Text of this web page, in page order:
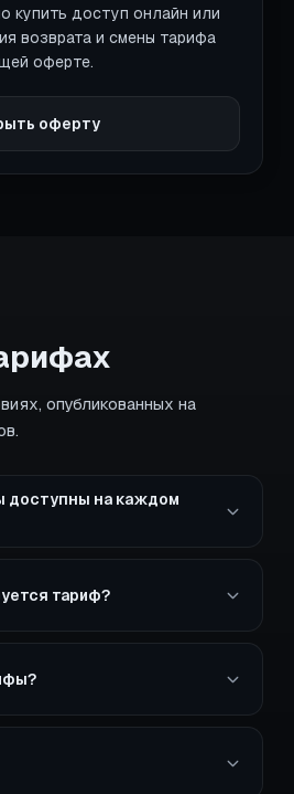
купить доступ онлайн или
возврата и смены тарифа
оферте.
оферту
опубликованных на
доступны на каждом
тариф?